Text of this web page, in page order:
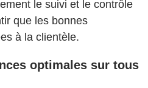
le suivi et le contrôle
que les bonnes
à la clientèle.
optimales sur tous